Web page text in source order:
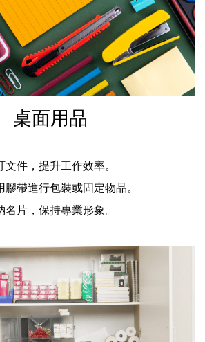
桌面用品
文件，提升工作效率。
膠帶進行包裝或固定物品。
名片，保持專業形象。